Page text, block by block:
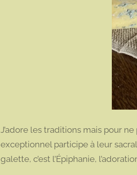
J’adore les traditions mais pour
exceptionnel participe à leur
galette, c’est l’Épiphanie,